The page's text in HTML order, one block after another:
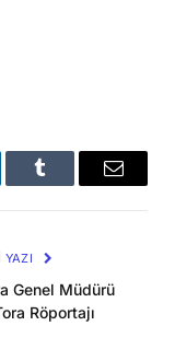
Tumblr
E-
YAZI
Genel Müdürü
Röportajı